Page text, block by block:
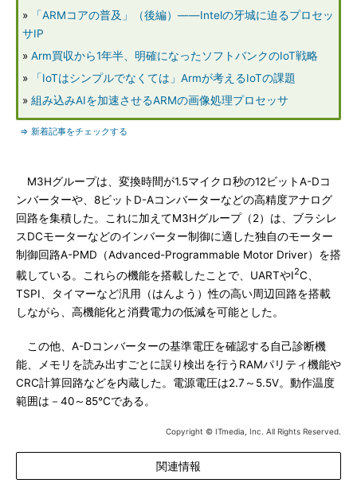
»
「ARMコアの普及」（後編）――Intelの牙城に迫るプロセッ
サIP
» Arm買収から1年半、明確になったソフトバンクのIoT戦略
»
「IoTはシンプルでなくては」Armが考えるIoTの課題
» 組み込みAIを加速させるARMの画像処理プロセッサ
⇒ 新着記事をチェックする
M3Hグループは、変換時間が1.5マイクロ秒の12ビットA-Dコ
ンバーターや、8ビットD-Aコンバーターなどの高精度アナログ
回路を集積した。これに加えてM3Hグループ（2）は、ブラシレ
スDCモーターなどのインバーター制御に適した独自のモーター
制御回路A-PMD（Advanced-Programmable Motor Driver）を搭
載している。これらの機能を搭載したことで、UARTやI2C、
TSPI、タイマーなど汎用（はんよう）性の高い周辺回路を搭載
しながら、高機能化と消費電力の低減を可能とした。
この他、A-Dコンバーターの基準電圧を確認する自己診断機
能、メモリを読み出すごとに誤り検出を行うRAMパリティ機能や
CRC計算回路などを内蔵した。電源電圧は2.7～5.5V。動作温度
範囲は－40～85℃である。
Copyright © ITmedia, Inc. All Rights Reserved.
関連情報